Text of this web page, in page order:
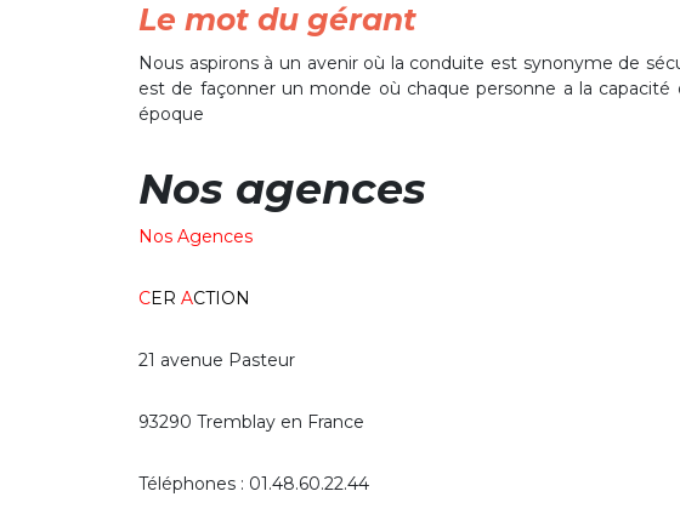
Le mot du gérant
Nous aspirons à un avenir où la conduite est synonyme de
est de façonner un monde où chaque personne a la
époque
Nos agences
Nos Agences
CER ACTION
21 avenue Pasteur
93290 Tremblay en France
Téléphones : 01.48.60.22.44